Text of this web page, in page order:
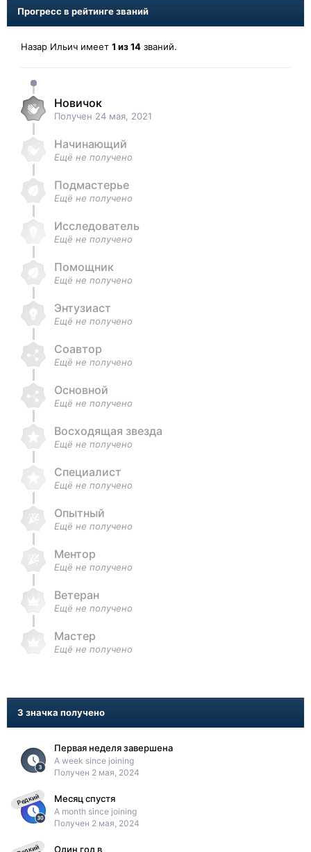
Прогресс в рейтинге званий
Назар Ильич имеет 1 из 14 званий.
Новичок
Получен 24 мая, 2021
Начинающий
Ещё не получено
Подмастерье
Ещё не получено
Исследователь
Ещё не получено
Помощник
Ещё не получено
Энтузиаст
Ещё не получено
Соавтор
Ещё не получено
Основной
Ещё не получено
Восходящая звезда
Ещё не получено
Специалист
Ещё не получено
Опытный
Ещё не получено
Ментор
Ещё не получено
Ветеран
Ещё не получено
Мастер
Ещё не получено
3 значка получено
Первая неделя завершена
A week since joining
Получен 2 мая, 2024
Редкий Месяц спустя
A month since joining
Получен 2 мая, 2024
Один год в